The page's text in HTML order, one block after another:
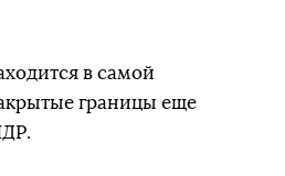
в самой
границы еще